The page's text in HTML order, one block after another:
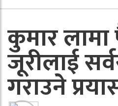
कुमार
जूरीलाई
गराउने